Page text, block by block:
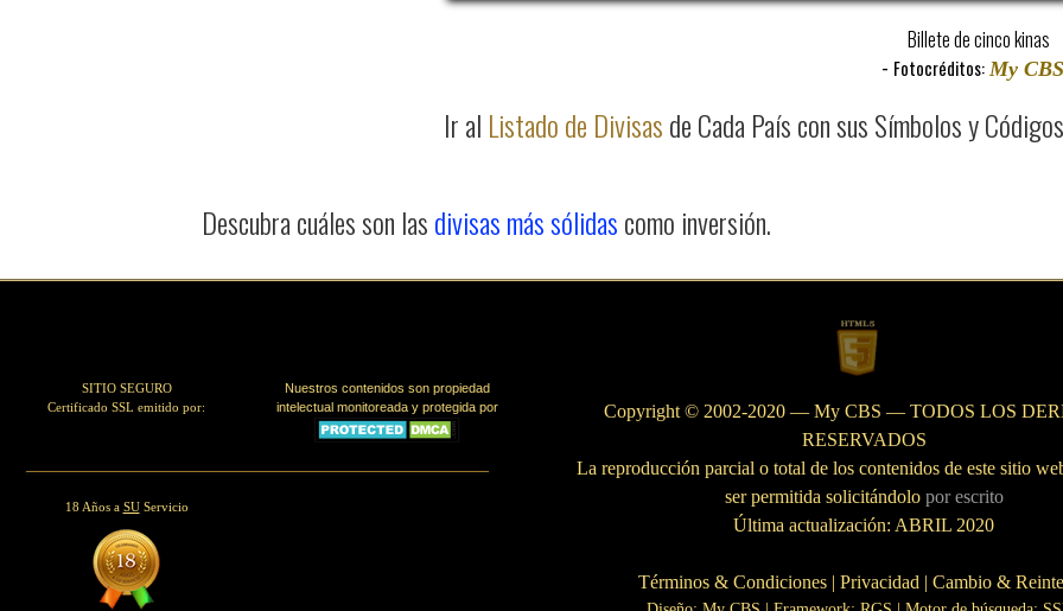
Billete de cinco kinas
- Fotocréditos: My CBS
Ir al Listado de Divisasde Cada País con sus Símbolos y
Descubra cuáles son lasdivisas más sólidascomo inversión.
SITIO SEGURO
Certificado SSL emitido por:
Nuestros contenidos son propiedad
intelectual monitoreada y protegida por
18 Años a SUServicio
Copyright © 2002-2020 — My CBS — TODOS LOS
RESERVADOS
La reproducción parcial o total de los contenidos de este sitio
ser permitida solicitándolo por escrito
Última actualización: ABRIL 2020
Términos & Condiciones |Privacidad |Cambio &